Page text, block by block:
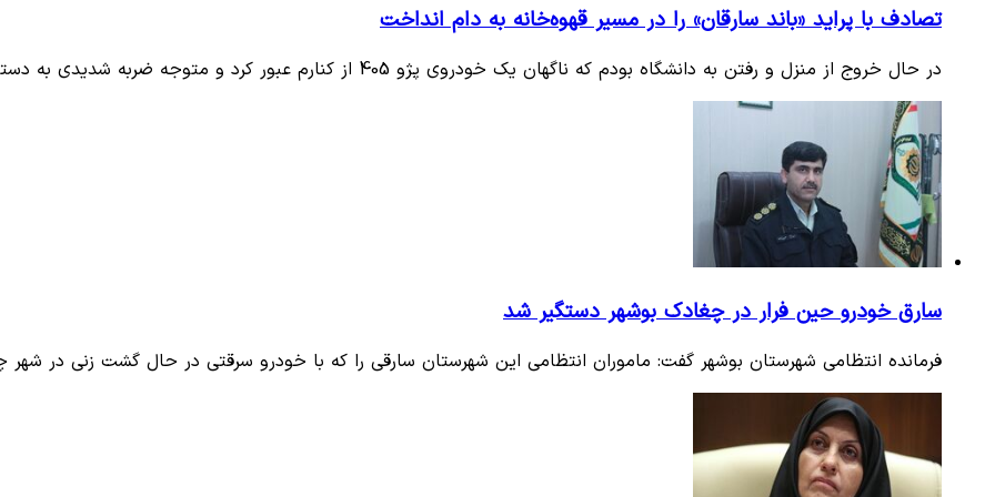
تصادف با پراید «باند سارقان» را در مسیر قهوه‌خانه به دام انداخت
در حال خروج از منزل و رفتن به دانشگاه بودم که ناگهان یک خودروی پژو 405 از کنارم عبور کرد و متوجه ضربه شدیدی به دستم…
سارق خودرو حین فرار در چغادک بوشهر دستگیر شد
فرمانده انتظامی شهرستان بوشهر گفت: ماموران انتظامی این شهرستان سارقی را که با خودرو سرقتی در حال گشت زنی در